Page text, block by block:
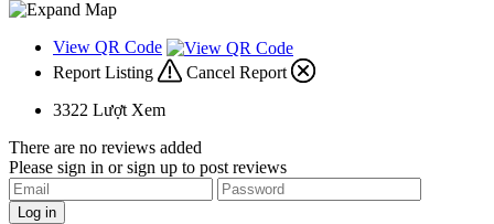
View QR Code
Report Listing
Cancel Report
3322 Lượt Xem
There are no reviews added
Please sign in or sign up to post reviews